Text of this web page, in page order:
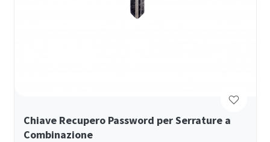
Chiave Recupero Password per Serrature a
Combinazione